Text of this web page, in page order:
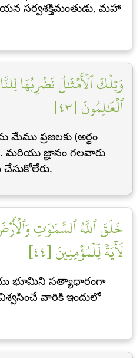
సర్వశక్తిమంతుడు, మహా
وَتِلۡكَ ٱلۡأَمۡثَٰلُ نَضۡرِبُهَا
ٱلۡعَٰلِمُونَ [٤٣]
ప్రజలకు (అర్థం
మరియు జ్ఞానం గలవారు
చేసుకోలేరు.
خَلَقَ ٱللَّهُ ٱلسَّمَٰوَٰتِ
لَأٓيَةٗ لِّلۡمُؤۡمِنِينَ [٤٤]
భూమిని సత్యాధారంగా
వారికి ఇందులో